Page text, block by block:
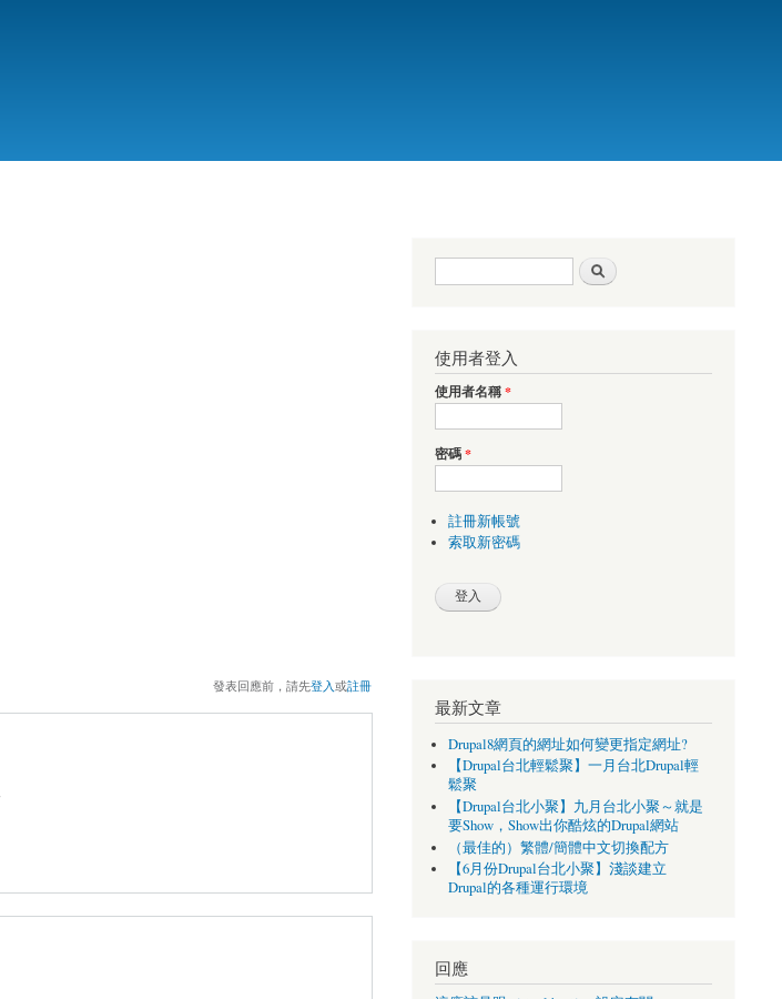
發表回應前，請先登入或註冊
搜尋表單
使用者登入
使用者名稱*
密碼*
註冊新帳號
索取新密碼
最新文章
Drupal8網頁的網址如何變更指定網址?
【Drupal台北輕鬆聚】一月台北Drupal輕
鬆聚
【Drupal台北小聚】九月台北小聚～就是
要Show，Show出你酷炫的Drupal網站
（最佳的）繁體/簡體中文切換配方
【6月份Drupal台北小聚】淺談建立
Drupal的各種運行環境
回應